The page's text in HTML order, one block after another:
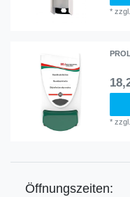
*
*
Öffnungszeiten: